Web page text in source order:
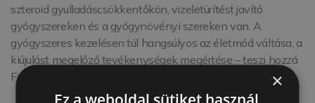
szteroid gyulladáscsökkentőkön, vizeletürítést javító
gyógyszereken és a gyógynövényi szereken van. A
gyógyszeres kezelésen túl hangsúlyos az életmód váltása, a
kiújulást megelőző tevékenységek megértése – teszi hozzá
Fazakas Doktor.
×
Ez a weboldal sütiket használ